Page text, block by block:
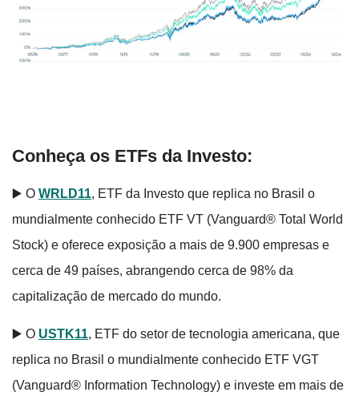
Conheça os ETFs da Investo:
▶️ O WRLD11, ETF da Investo que replica no Brasil o
mundialmente conhecido ETF VT (Vanguard® Total World
Stock) e oferece exposição a mais de 9.900 empresas e
cerca de 49 países, abrangendo cerca de 98% da
capitalização de mercado do mundo.
▶️ O USTK11, ETF do setor de tecnologia americana, que
replica no Brasil o mundialmente conhecido ETF VGT
(Vanguard® Information Technology) e investe em mais de